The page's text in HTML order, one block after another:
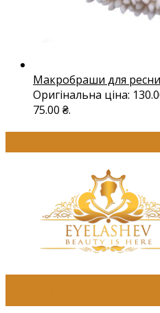
Макробраши для
Оригінальна ціна:
75.00 ₴.